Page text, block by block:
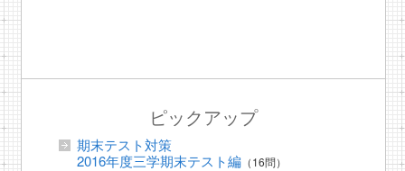
ピックアップ
期末テスト対策
2016年度三学期末テスト編（16問）